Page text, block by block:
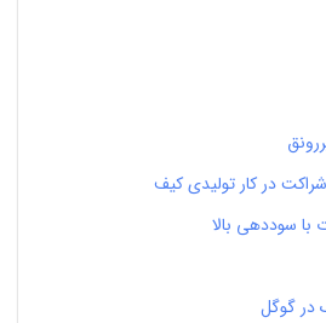
در کار تولیدی کیف
با سوددهی بالا
در گوگل